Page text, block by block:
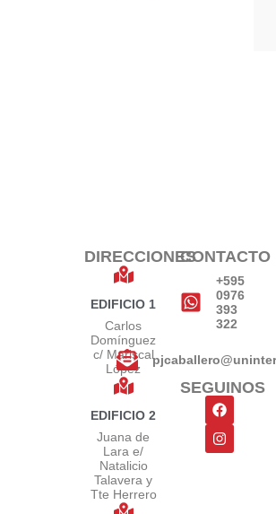
DIRECCIONES
EDIFICIO 1
Carlos
Domínguez
c/ Mariscal
López
EDIFICIO 2
Juana de
Lara e/
Natalicio
Talavera y
Tte Herrero
CONTACTO
+595
0976
393
322
SEGUINOS